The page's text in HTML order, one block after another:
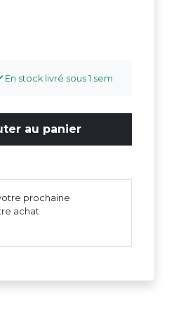
En stock livré sous 1 sem
au panier
prochaine
achat